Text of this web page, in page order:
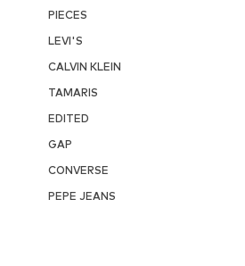
PIECES
LEVI'S
CALVIN KLEIN
TAMARIS
EDITED
GAP
CONVERSE
PEPE JEANS